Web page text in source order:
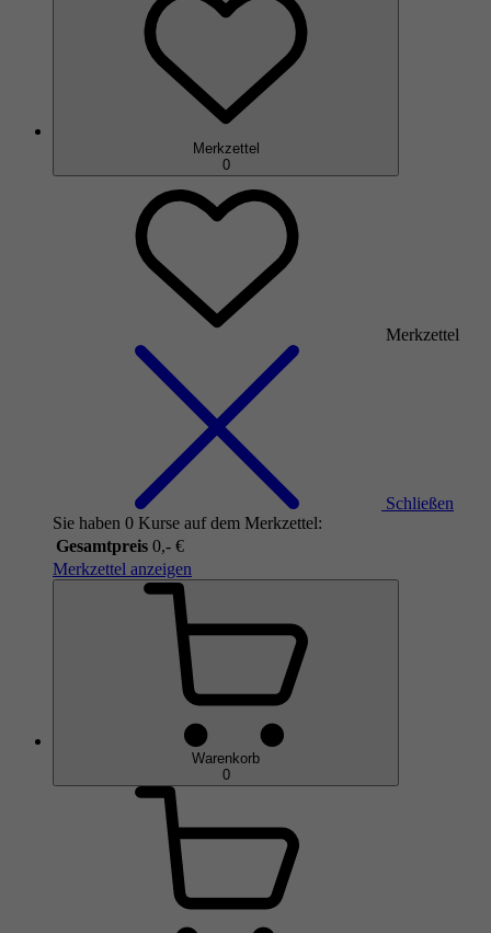
Merkzettel
0
Merkzettel
Schließen
Sie haben 0 Kurse auf dem Merkzettel:
Gesamtpreis 0,- €
Merkzettel anzeigen
Warenkorb
0